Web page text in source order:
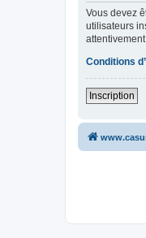
Vous devez
utilisateurs
Conditions
Inscription